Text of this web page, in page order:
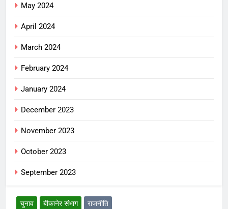
चुनाव बीकानेर संभाग राजनीति
May 2024
April 2024
March 2024
February 2024
January 2024
December 2023
November 2023
October 2023
September 2023